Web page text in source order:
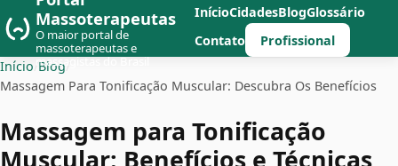
Massoterapeutas
O maior portal de
massoterapeutas e
massagistas do Brasil
InícioCidadesBlogGlossário
Contato
Profissional
Início Blog/
Massagem Para Tonificação Muscular: Descubra Os Benefícios
Massagem para Tonificação
Muscular: Benefícios e Técnicas